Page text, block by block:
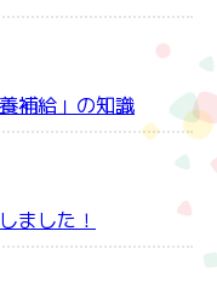
補給」の知識
ました！